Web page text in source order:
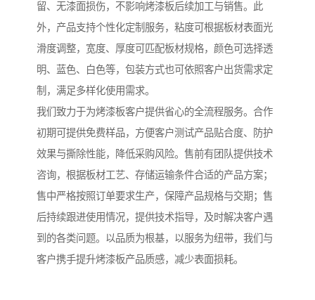
留、无漆面损伤，不影响烤漆板后续加工与销售。此
外，产品支持个性化定制服务，粘度可根据板材表面光
滑度调整，宽度、厚度可匹配板材规格，颜色可选择透
明、蓝色、白色等，包装方式也可依照客户出货需求定
制，满足多样化使用需求。
我们致力于为烤漆板客户提供省心的全流程服务。合作
初期可提供免费样品，方便客户测试产品贴合度、防护
效果与撕除性能，降低采购风险。售前有团队提供技术
咨询，根据板材工艺、存储运输条件合适的产品方案；
售中严格按照订单要求生产，保障产品规格与交期；售
后持续跟进使用情况，提供技术指导，及时解决客户遇
到的各类问题。以品质为根基，以服务为纽带，我们与
客户携手提升烤漆板产品质感，减少表面损耗。